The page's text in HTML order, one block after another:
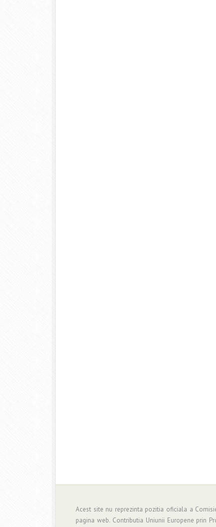
Acest site nu reprezinta pozitia oficiala a
pagina web. Contributia Uniunii Europene prin